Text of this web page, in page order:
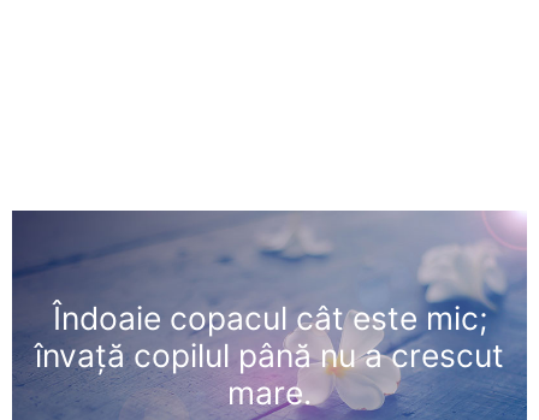
Îndoaie copacul cât este mic;
învaţă copilul până nu a crescut
mare.